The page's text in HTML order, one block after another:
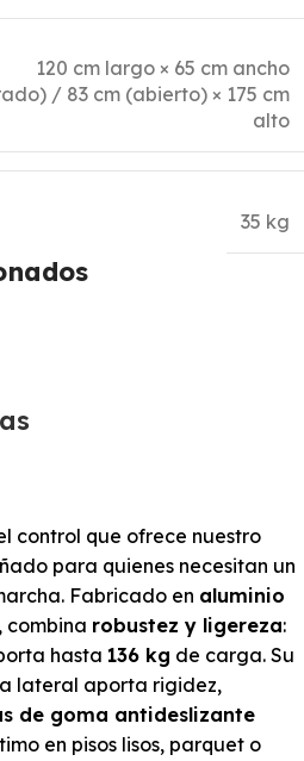
120 cm largo × 65 cm ancho
/ 83 cm (abierto) × 175 cm
alto
35 kg
control que ofrece nuestro
para quienes necesitan un
Fabricado en aluminio
combina robustez y ligereza:
hasta 136 kg de carga. Su
lateral aporta rigidez,
de goma antideslizante
en pisos lisos, parquet o